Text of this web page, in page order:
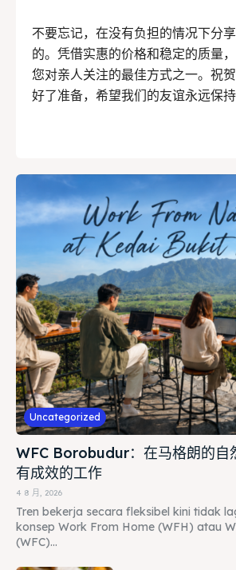
不要忘记，在没有负担的情况下分
的。凭借实惠的价格和稳定的质量
您对亲人关注的最佳方式之一。祝
好了准备，希望我们的友谊永远保持
Uncategorized
WFC Borobudur：在马格朗的自
有成效的工作
4 8 月, 2026
Tren bekerja secara fleksibel kini tidak
konsep Work From Home (WFH) atau
(WFC)...